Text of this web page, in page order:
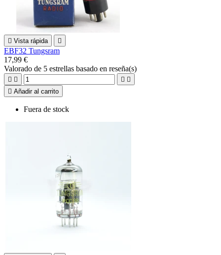
 Vista rápida 
EBF32 Tungsram
17,99 €
Valorado de 5 estrellas basado en reseña(s)
   
 Añadir al carrito
Fuera de stock